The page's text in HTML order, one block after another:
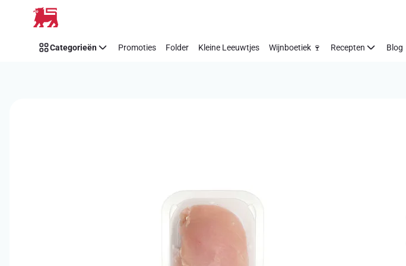
Overslaan
Categorieën Promoties Folder Kleine Leeuwtjes Wijnboetiek 🍷 Recepten Blog